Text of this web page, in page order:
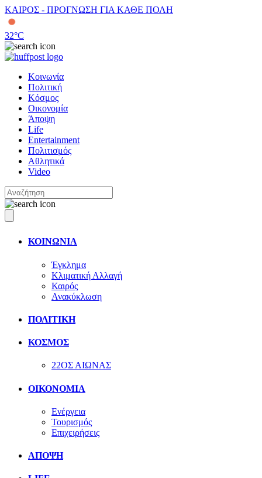
ΚΑΙΡΟΣ - ΠΡΟΓΝΩΣΗ ΓΙΑ ΚΑΘΕ ΠΟΛΗ
32°C
Κοινωνία
Πολιτική
Κόσμος
Οικονομία
Άποψη
Life
Entertainment
Πολιτισμός
Αθλητικά
Video
ΚΟΙΝΩΝΙΑ
Έγκλημα
Κλιματική Αλλαγή
Καιρός
Ανακύκλωση
ΠΟΛΙΤΙΚΗ
ΚΟΣΜΟΣ
22ΟΣ ΑΙΩΝΑΣ
ΟΙΚΟΝΟΜΙΑ
Ενέργεια
Τουρισμός
Επιχειρήσεις
ΑΠΟΨΗ